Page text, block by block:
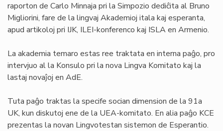
raporton de Carlo Minnaja pri la Simpozio dediĉita al Bruno
Migliorini, fare de la lingvaj Akademioj itala kaj esperanta,
apud artikoloj pri IJK, ILEI-konferenco kaj ISLA en Armenio.
La akademia temaro estas ree traktata en interna paĝo, pro
intervjuo al la Konsulo pri la nova Lingva Komitato kaj la
lastaj novaĵoj en AdE.
Tuta paĝo traktas la specife socian dimension de la 91a
UK, kun diskutoj ene de la UEA-komitato. En alia paĝo KCE
prezentas la novan Lingvotestan sistemon de Esperantio.